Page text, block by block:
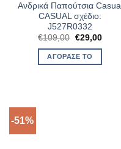
Ανδρικά Παπούτσια Casual
CASUAL σχέδιο:
J527R0332
€109,00 Original
was:
€109,00.
€29,00Η
ΑΓΌΡΑΣΈ ΤΟ
-51%